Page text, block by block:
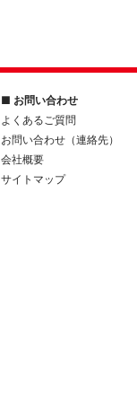
■ お問い合わせ
よくあるご質問
お問い合わせ（連絡先）
会社概要
サイトマップ